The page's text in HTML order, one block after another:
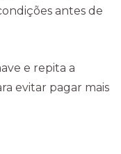
antes de
e repita a
evitar pagar mais